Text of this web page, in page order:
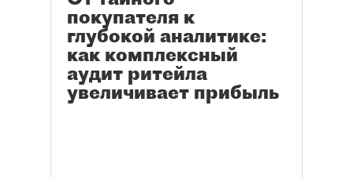
покупателя к
глубокой аналитике:
как комплексный
аудит ритейла
увеличивает прибыль